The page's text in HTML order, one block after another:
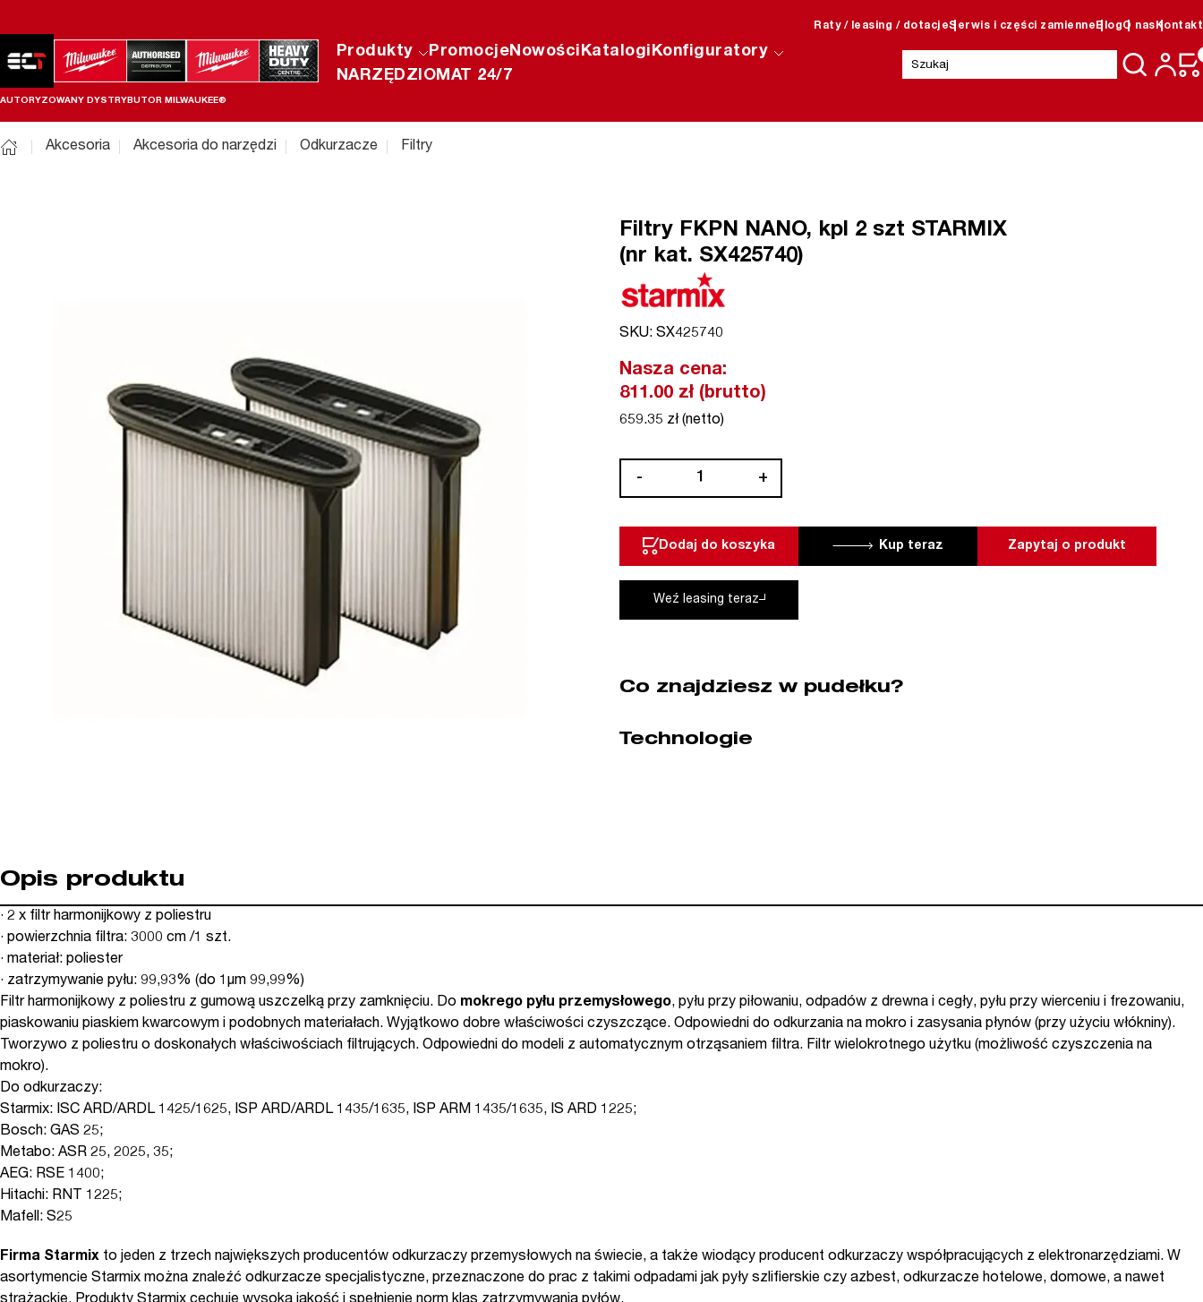
Raty / leasing / dotacjeSerwis i części zamienne BlogO nas Kontakt
AUTORYZOWANY DYSTRYBUTOR MILWAUKEE®
Produkty PromocjeNowościKatalogiKonfiguratory
NARZĘDZIOMAT 24/7
Szukaj:
Akcesoria Akcesoria do narzędzi Odkurzacze Filtry
Filtry FKPN NANO, kpl 2 szt STARMIX
(nr kat. SX425740)
SKU: SX425740
Nasza cena:
811.00 zł (brutto)
659.35 zł (netto)
-
NANO,
2
STARMIX
SX425740)
+
Dodaj do koszyka Zapytaj o produkt
Kup teraz
Weź leasing teraz
Co znajdziesz w pudełku?
Technologie
Opis produktu
· 2 x filtr harmonijkowy z poliestru
· powierzchnia filtra: 3000 cm /1 szt.
· materiał: poliester
· zatrzymywanie pyłu: 99,93% (do 1μm 99,99%)
Filtr harmonijkowy z poliestru z gumową uszczelką przy zamknięciu. Do mokrego pyłu przemysłowego, pyłu przy piłowaniu, odpadów z drewna i cegły, pyłu przy wierceniu i frezowaniu,
piaskowaniu piaskiem kwarcowym i podobnych materiałach. Wyjątkowo dobre właściwości czyszczące. Odpowiedni do odkurzania na mokro i zasysania płynów (przy użyciu włókniny).
Tworzywo z poliestru o doskonałych właściwościach filtrujących. Odpowiedni do modeli z automatycznym otrząsaniem filtra. Filtr wielokrotnego użytku (możliwość czyszczenia na
mokro).
Do odkurzaczy:
Starmix: ISC ARD/ARDL 1425/1625, ISP ARD/ARDL 1435/1635, ISP ARM 1435/1635, IS ARD 1225;
Bosch: GAS 25;
Metabo: ASR 25, 2025, 35;
AEG: RSE 1400;
Hitachi: RNT 1225;
Mafell: S25
Firma Starmix to jeden z trzech największych producentów odkurzaczy przemysłowych na świecie, a także wiodący producent odkurzaczy współpracujących z elektronarzędziami. W
asortymencie Starmix można znaleźć odkurzacze specjalistyczne, przeznaczone do prac z takimi odpadami jak pyły szlifierskie czy azbest, odkurzacze hotelowe, domowe, a nawet